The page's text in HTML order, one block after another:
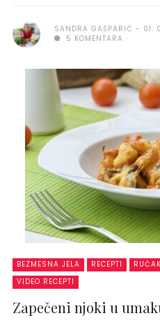
SANDRA GAŠPARIĆ
01.
5 KOMENTARA
BEZMESNA JELA RECEPTI RUČAK
VIDEO RECEPTI
Zapečeni njoki u